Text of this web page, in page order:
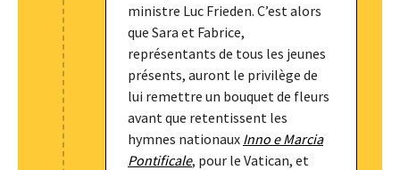
ministre Luc Frieden. C’est alors
que Sara et Fabrice,
représentants de tous les jeunes
présents, auront le privilège de
lui remettre un bouquet de fleurs
avant que retentissent les
hymnes nationaux Inno e Marcia
Pontificale, pour le Vatican, et